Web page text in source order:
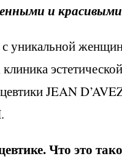
и
с уникальной
JEAN
Что это